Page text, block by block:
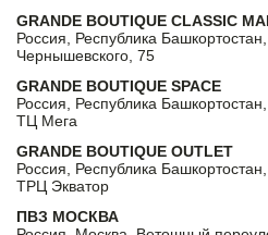
GRANDE BOUTIQUE CLASSIC
Россия, Республика
Чернышевского, 75
GRANDE BOUTIQUE SPACE
Россия, Республика
ТЦ Мега
GRANDE BOUTIQUE OUTLET
Россия, Республика
ТРЦ Экватор
ПВЗ МОСКВА